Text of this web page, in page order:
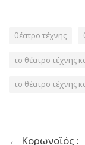
θέατρο τέχνης
το θέατρο τέχνης
το θέατρο τέχνης
← Κορωνοϊός :